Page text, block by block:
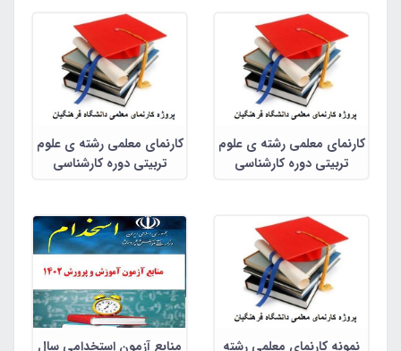
کارنمای معلمی رشته ی علوم
تربیتی دوره کارشناسی
کارنمای معلمی رشته ی علوم
تربیتی دوره کارشناسی
نمونه کارنمای معلمی رشته منابع آزمون استخدامی سال